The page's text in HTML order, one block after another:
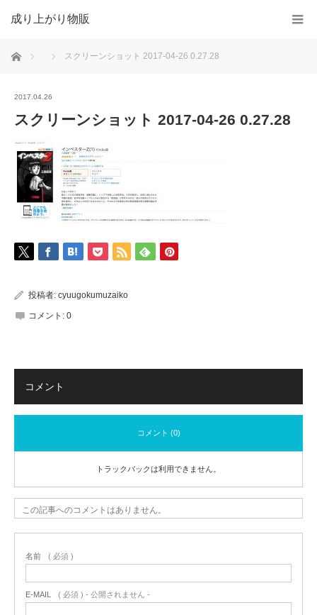
成り上がり物販
ホーム スクリーンショット 2017-04-26 0.27.28
2017.04.26
スクリーンショット 2017-04-26 0.27.28
投稿者: cyuugokumuzaiko
コメント: 0
コメント
コメント (0)
トラックバックは利用できません。
この記事へのコメントはありません。
名前 ( 必須 )
E-MAIL ( 必須 ) - 公開されません -